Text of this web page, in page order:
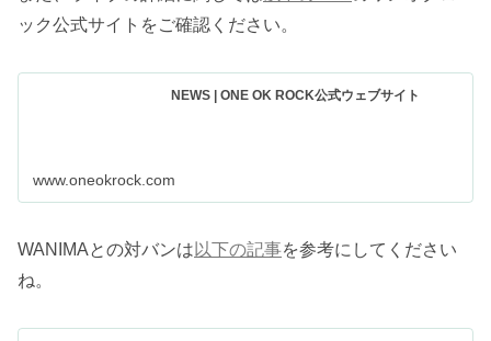
ック公式サイトをご確認ください。
NEWS | ONE OK ROCK公式ウェブサイト
www.oneokrock.com
WANIMAとの対バンは 以下の記事を参考にしてください
ね。